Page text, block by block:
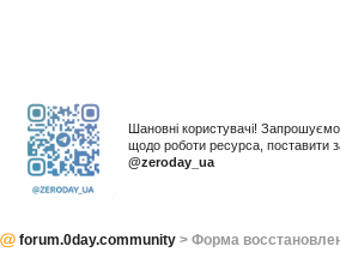
Шановні користувачі!
щодо роботи ресурса, поставити
@zeroday_ua
forum.0day.community > Форма